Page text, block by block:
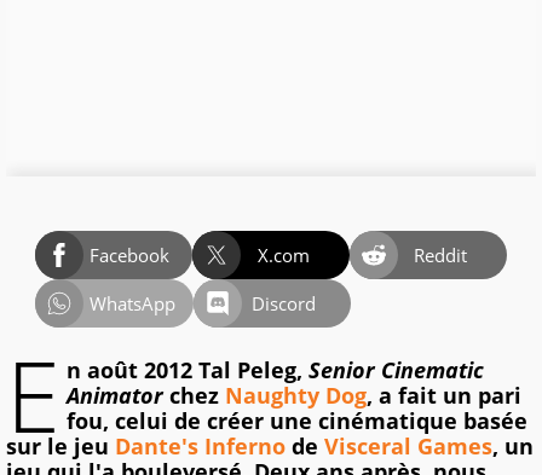
Facebook X.com
Reddit
WhatsApp
Discord
E n août 2012 Tal Peleg, Senior Cinematic
Animatorchez Naughty Dog, a fait un pari
fou, celui de créer une cinématique basée
sur le jeu Dante's Inferno de Visceral Games, un